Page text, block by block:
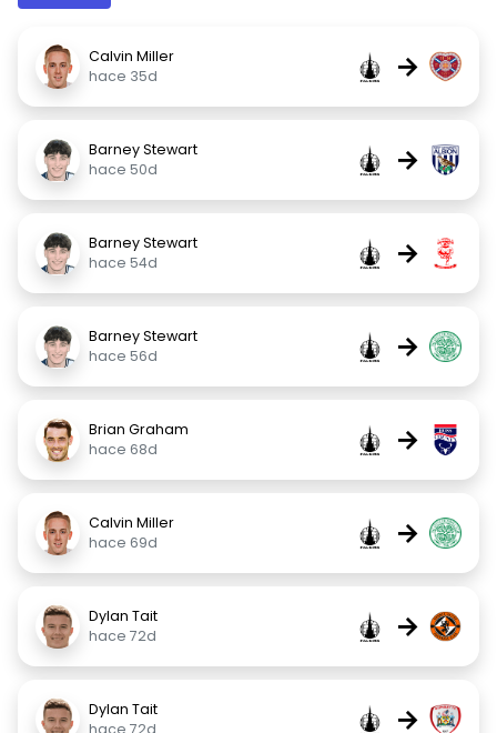
Calvin Miller
hace 35d
→
Barney Stewart
hace 50d
→
Barney Stewart
hace 54d
→
Barney Stewart
hace 56d
→
Brian Graham
hace 68d
→
Calvin Miller
hace 69d
→
Dylan Tait
hace 72d
→
Dylan Tait
hace 72d
→